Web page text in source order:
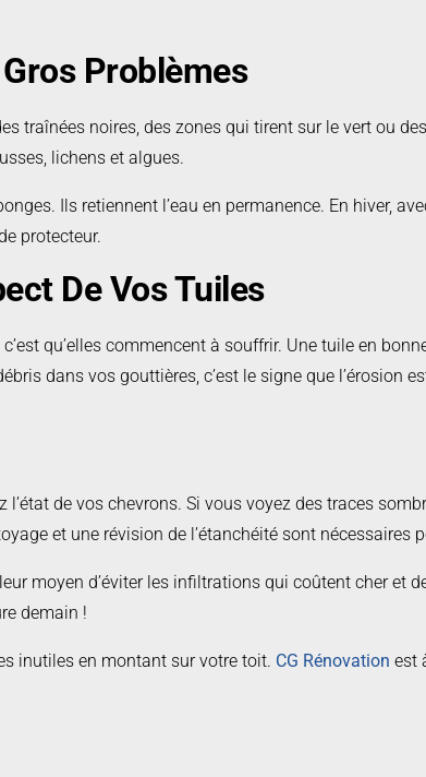
Problèmes
traînées noires, des zones qui tirent sur le vert ou
lichens et algues.
Ils retiennent l’eau en permanence. En hiver,
protecteur.
De Vos Tuiles
qu’elles commencent à souffrir. Une tuile en
dans vos gouttières, c’est le signe que l’érosion
de vos chevrons. Si vous voyez des traces
et une révision de l’étanchéité sont
moyen d’éviter les infiltrations qui coûtent cher
demain !
inutiles en montant sur votre toit. CG Rénovation est